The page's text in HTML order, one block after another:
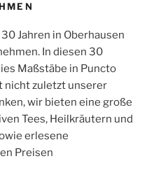
Jahren in Oberhausen
In diesen 30
Maßstäbe in Puncto
nicht zuletzt unserer
wir bieten eine große
Tees, Heilkräutern und
erlesene
Preisen